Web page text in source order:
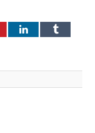
LinkedIn